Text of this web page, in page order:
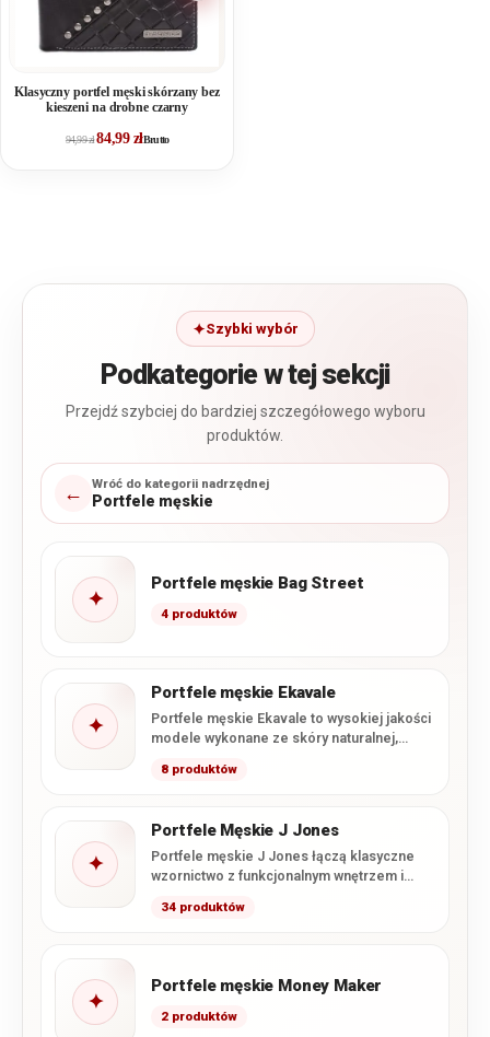
Klasyczny portfel męski skórzany bez
kieszeni na drobne czarny
94,99zł84,99 złBrutto
Szybki wybór
Podkategorie w tej sekcji
Przejdź szybciej do bardziej szczegółowego wyboru
produktów.
← Wróć do kategorii nadrzędnej
Portfele męskie
✦
Portfele męskie Bag Street
4 produktów
✦
Portfele męskie Ekavale
Portfele męskie Ekavale to wysokiej jakości
modele wykonane ze skóry naturalnej,
charakterystycznym…
8 produktów
✦
Portfele Męskie J Jones
Portfele męskie J Jones łączą klasyczne
wzornictwo z funkcjonalnym wnętrzem i
34 produktów
✦
Portfele męskie Money Maker
2 produktów